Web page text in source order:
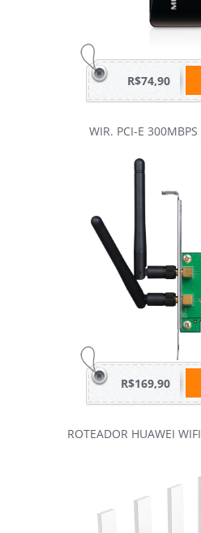
R$74,90
WIR. PCI-E
R$169,90
ROTEADOR HUAWEI